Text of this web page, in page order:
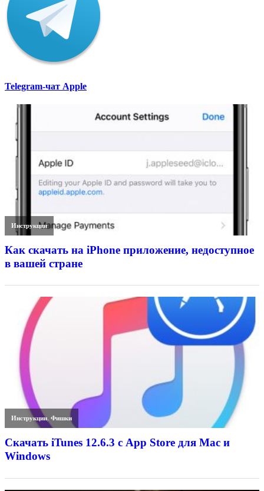
Telegram-чат Apple
Инструкции
Как скачать на iPhone приложение, недоступное
в вашей стране
Инструкции,Фишки
Скачать iTunes 12.6.3 с App Store для Mac и
Windows